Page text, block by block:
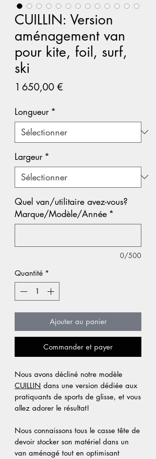
CUILLIN: Version
aménagement van
pour kite, foil, surf,
ski
1 650,00 €Prix
Longueur *
Largeur *
Quel van/utilitaire avez-vous?
Marque/Modèle/Année *
0/500
Quantité *
Ajouter au panier
Commander et payer
Nous avons décliné notre modèle
CUILLIN dans une version dédiée aux
pratiquants de sports de glisse, et vous
allez adorer le résultat!
Nous connaissons tous le casse tête de
devoir stocker son matériel dans un
van aménagé tout en optimisant